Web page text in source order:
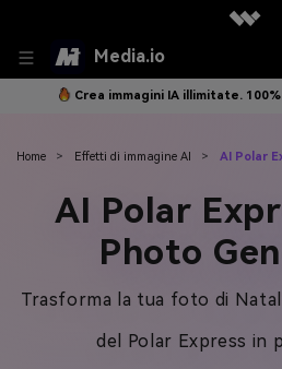
Media.io
Crea immagini IA illimitate.
Home > Effetti di immagine AI > AI Polar
AI Polar
Photo
Trasforma la tua foto di
del Polar Express in